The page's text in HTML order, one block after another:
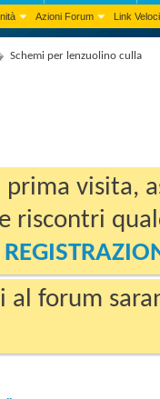
Azioni Forum Link Veloci
Schemi per lenzuolino culla
prima visita,
riscontri
al forum